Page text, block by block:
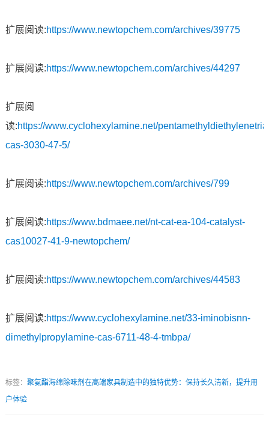
扩展阅读:https://www.newtopchem.com/archives/39775
扩展阅读:https://www.newtopchem.com/archives/44297
扩展阅
读:https://www.cyclohexylamine.net/
cas-3030-47-5/
扩展阅读:https://www.newtopchem.com/archives/799
扩展阅读:https://www.bdmaee.net/nt-cat-ea-104-catalyst-
cas10027-41-9-newtopchem/
扩展阅读:https://www.newtopchem.com/archives/44583
扩展阅读:https://www.cyclohexylamine.net/33-iminobisnn-
dimethylpropylamine-cas-6711-48-4-tmbpa/
标签： 聚氨酯海绵除味剂在高端家具制造中的独特优势：保持长久清新，提升用
户体验